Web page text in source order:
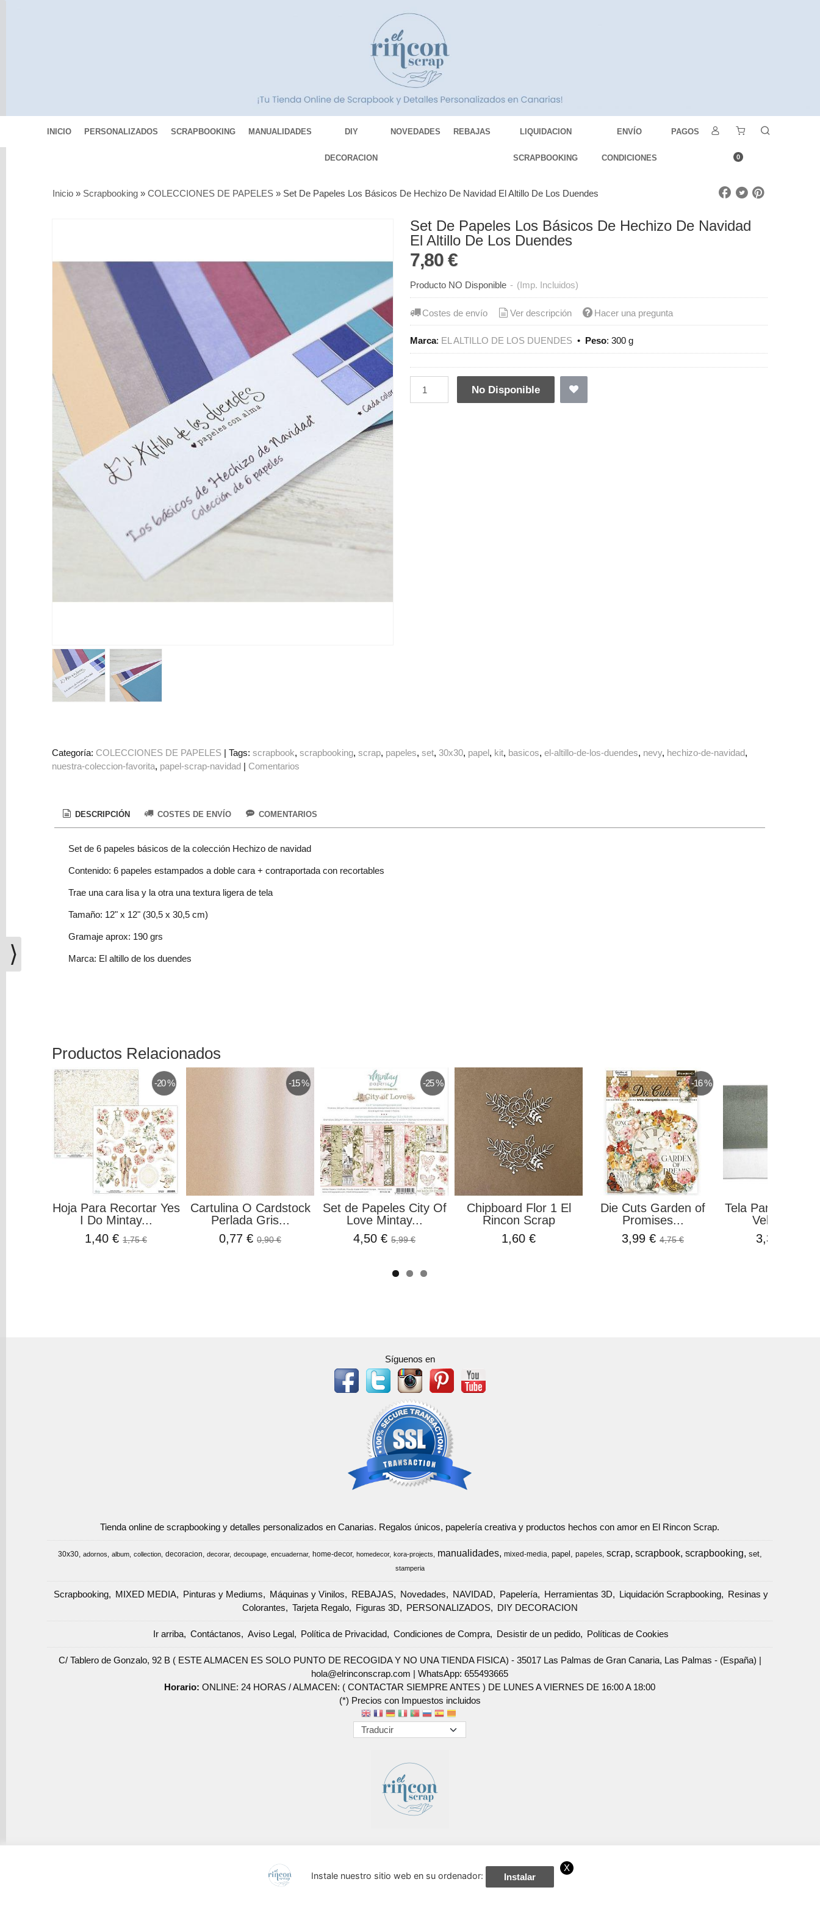
INICIO PERSONALIZADOS SCRAPBOOKING MANUALIDADES DIY
DECORACION
NOVEDADES REBAJAS LIQUIDACION
SCRAPBOOKING
ENVÍO
CONDICIONES
PAGOS
0
Pinturas
Mediums
REBAJAS
Novedades
NAVIDAD
Papelería
Herramientas
3D
Liquidación
Scrapbooking
DECORACION
Carrito
(0)
Redes
Youtube
Inicio » Scrapbooking »COLECCIONES DE PAPELES » Set De Papeles Los Básicos De Hechizo De Navidad El Altillo De Los Duendes
Set De Papeles Los Básicos De Hechizo De Navidad
El Altillo De Los Duendes
7,80 €
Producto NO Disponible - (Imp. Incluidos)
Costes de envío Ver descripción Hacer una pregunta
Marca: EL ALTILLO DE LOS DUENDES • Peso:300 g
No Disponible
Categoría: COLECCIONES DE PAPELES |Tags:scrapbook scrapbooking scrap papeles set 30x30 papel kit basicos el-altillo-de-los-duendes nevy hechizo-de-navidad
nuestra-coleccion-favorita papel-scrap-navidad | Comentarios
DESCRIPCIÓN COSTES DE ENVÍO COMENTARIOS
Set de 6 papeles básicos de la colección Hechizo de navidad
Contenido: 6 papeles estampados a doble cara + contraportada con recortables
Trae una cara lisa y la otra una textura ligera de tela
Tamaño: 12" x 12" (30,5 x 30,5 cm)
Gramaje aprox: 190 grs
Marca: El altillo de los duendes
Productos Relacionados
-20 %
Hoja Para Recortar Yes
I Do Mintay...
1,40 €1,75 €
-15 %
Cartulina O Cardstock
Perlada Gris...
0,77 €0,90 €
-25 %
Set de Papeles City Of
Love Mintay...
4,50 €5,99 €
Chipboard Flor 1 El
Rincon Scrap
1,60 €
-16 %
Die Cuts Garden of
Promises...
3,99 €4,75 €
Tela Para
Velvet
3,39 €
Síguenos en
Tienda online de scrapbooking y detalles personalizados en Canarias. Regalos únicos, papelería creativa y productos hechos con amor en El Rincon Scrap.
30x30 adornos album collection decoracion decorar decoupage encuadernar home-decor homedecor kora-projects manualidades mixed-media papel papeles scrap scrapbook scrapbooking set
stamperia
Scrapbooking MIXED MEDIA Pinturas y Mediums Máquinas y Vinilos REBAJAS Novedades NAVIDAD Papelería Herramientas 3D Liquidación Scrapbooking
Resinas y
Colorantes
Tarjeta Regalo Figuras 3D PERSONALIZADOS DIY DECORACION
Ir arriba Contáctanos Aviso Legal Política de Privacidad Condiciones de Compra Desistir de un pedido Políticas de Cookies
C/ Tablero de Gonzalo, 92 B ( ESTE ALMACEN ES SOLO PUNTO DE RECOGIDA Y NO UNA TIENDA FISICA) - 35017 Las Palmas de Gran Canaria, Las Palmas - (España) |
hola@elrinconscrap.com |WhatsApp: 655493665
Horario:ONLINE: 24 HORAS / ALMACEN: ( CONTACTAR SIEMPRE ANTES ) DE LUNES A VIERNES DE 16:00 A 18:00
(*) Precios con Impuestos incluidos
⟩
Instale nuestro sitio web en su ordenador: Instalar
X